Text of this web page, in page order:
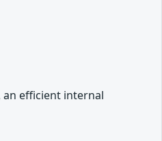
efficient internal